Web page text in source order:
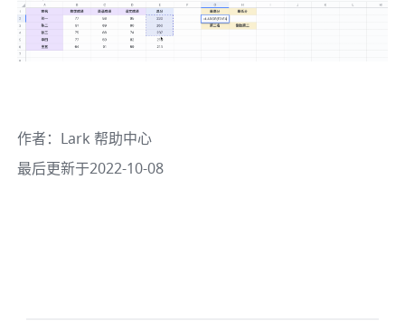
作者： Lark 帮助中心
最后更新于2022-10-08